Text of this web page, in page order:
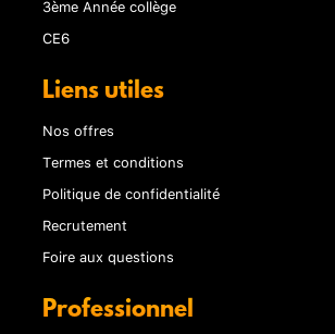
3ème Année collège
CE6
Liens utiles
Nos offres
Termes et conditions
Politique de confidentialité
Recrutement
Foire aux questions
Professionnel